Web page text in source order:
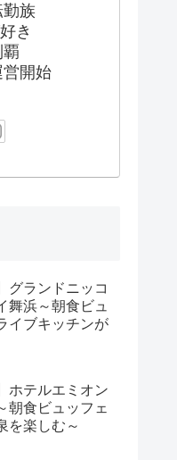
族
き
開始
グランドニッコ
舞浜～朝食ビュ
イブキッチンが
ホテルエミオン
朝食ビュッフェ
を楽しむ～